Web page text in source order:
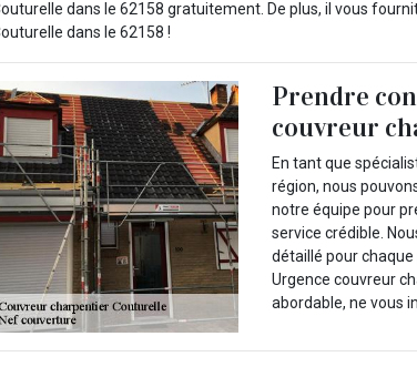
dans le 62158 gratuitement. De plus, il vous
dans le 62158 !
Prendre
couvreur
En tant que
région, nous
notre équipe pour
service crédible.
détaillé pour
Urgence couvreur
abordable, ne vous